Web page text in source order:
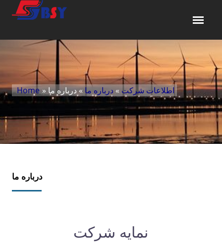
Home » اطلاعات شرکت »درباره‌ ما» درباره‌ ما
درباره‌ ما
نمایه شرکت